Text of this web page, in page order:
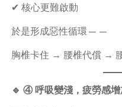
✔ 核心更難啟動
於是形成惡性循環——
胸椎卡住 → 腰椎代償 →
🔹 ④ 呼吸變淺，疲勞感增